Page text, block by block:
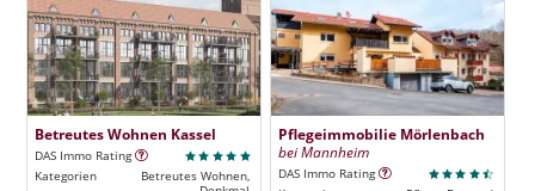
Betreutes Wohnen Kassel
DAS Immo Rating
Kategorien
Betreutes Wohnen,
Pflegeimmobilie Mörlenbach
bei Mannheim
DAS Immo Rating